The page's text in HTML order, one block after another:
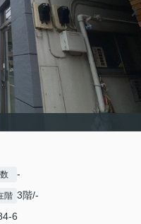
-
階 3階/-